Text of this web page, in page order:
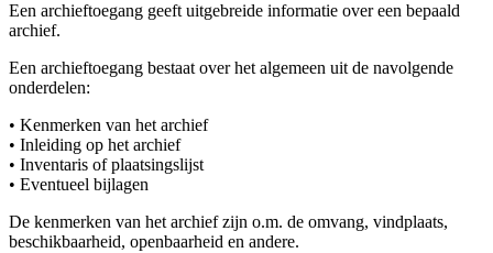
Een archieftoegang geeft uitgebreide informatie over een bepaald
archief.
Een archieftoegang bestaat over het algemeen uit de navolgende
onderdelen:
• Kenmerken van het archief
• Inleiding op het archief
• Inventaris of plaatsingslijst
• Eventueel bijlagen
De kenmerken van het archief zijn o.m. de omvang, vindplaats,
beschikbaarheid, openbaarheid en andere.